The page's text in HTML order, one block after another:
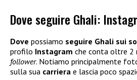
Dove seguire Ghali:
Dove possiamo seguire Ghali sui
profilo Instagram che conta oltre 2
follower. Notiamo principalmente
sulla sua carriera e lascia poco